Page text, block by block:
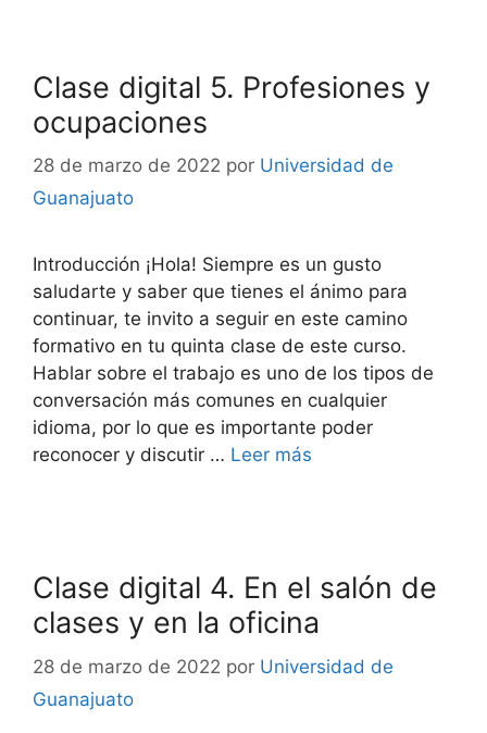
Clase digital 5. Profesiones y
ocupaciones
28 de marzo de 2022 por Universidad de
Guanajuato
Introducción ¡Hola! Siempre es un gusto
saludarte y saber que tienes el ánimo para
continuar, te invito a seguir en este camino
formativo en tu quinta clase de este curso.
Hablar sobre el trabajo es uno de los tipos de
conversación más comunes en cualquier
idioma, por lo que es importante poder
reconocer y discutir … Leer más
Clase digital 4. En el salón de
clases y en la oficina
28 de marzo de 2022 por Universidad de
Guanajuato